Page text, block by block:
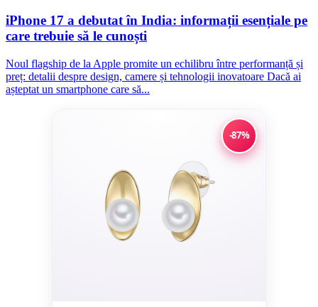
iPhone 17 a debutat în India: informații esențiale pe
care trebuie să le cunoști
Noul flagship de la Apple promite un echilibru între performanță și
preț: detalii despre design, camere și tehnologii inovatoare Dacă ai
așteptat un smartphone care să...
-87%